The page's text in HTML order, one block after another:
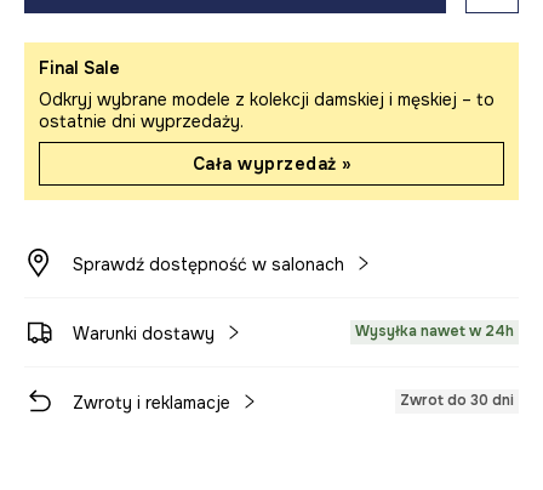
Final Sale
Odkryj wybrane modele z kolekcji damskiej i męskiej – to
ostatnie dni wyprzedaży.
Cała wyprzedaż »
Sprawdź dostępność w salonach
Warunki dostawy Wysyłka nawet w 24h
Zwroty i reklamacje Zwrot do 30 dni